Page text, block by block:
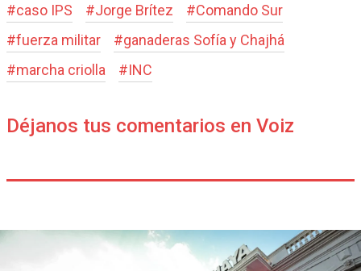
#caso IPS #Jorge Brítez #Comando Sur
#fuerza militar #ganaderas Sofía y Chajhá
#marcha criolla #INC
Déjanos tus comentarios en Voiz